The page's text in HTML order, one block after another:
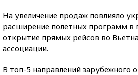
На увеличение продаж повлияло
расширение полетных программ в
открытие прямых рейсов во
ассоциации.
В топ-5 направлений зарубежного